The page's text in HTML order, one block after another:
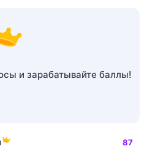
и зарабатывайте баллы!
87